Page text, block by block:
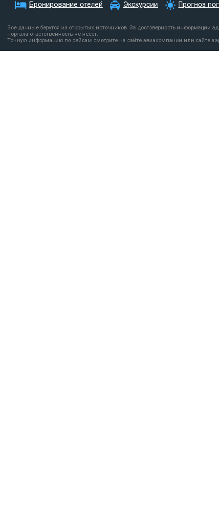
Бронирование отелей Экскурсии Прогноз
Все данные берутся из открытых источников. За достоверность информации
портала ответственность не несет.
Точную информацию по рейсам смотрите на сайте авиакомпании или сайте